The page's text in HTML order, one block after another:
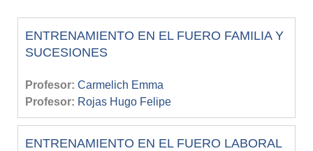
ENTRENAMIENTO EN EL FUERO FAMILIA Y
SUCESIONES
Profesor: Carmelich Emma
Profesor: Rojas Hugo Felipe
ENTRENAMIENTO EN EL FUERO LABORAL